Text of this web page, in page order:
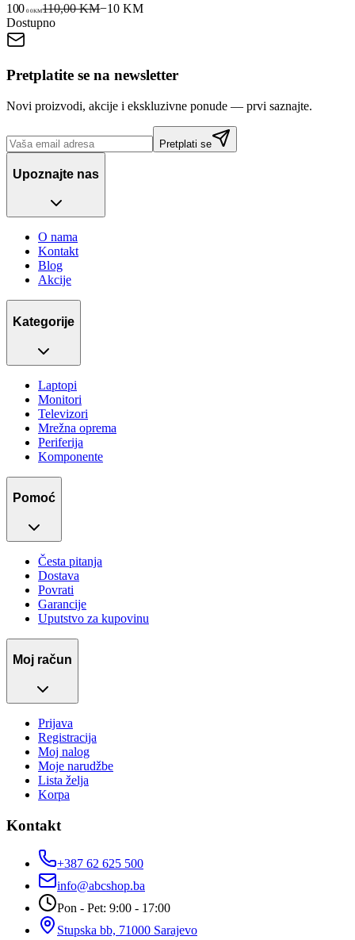
100 00KM110,00 KM−10 KM
Dostupno
Pretplatite se na newsletter
Novi proizvodi, akcije i ekskluzivne ponude — prvi saznajte.
Pretplati se
Upoznajte nas
O nama
Kontakt
Blog
Akcije
Kategorije
Laptopi
Monitori
Televizori
Mrežna oprema
Periferija
Komponente
Pomoć
Česta pitanja
Dostava
Povrati
Garancije
Uputstvo za kupovinu
Moj račun
Prijava
Registracija
Moj nalog
Moje narudžbe
Lista želja
Korpa
Kontakt
+387 62 625 500
info@abcshop.ba
Pon - Pet: 9:00 - 17:00
Stupska bb, 71000 Sarajevo